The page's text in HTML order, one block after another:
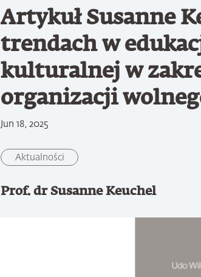
Artykuł Susanne
trendach w
kulturalnej w
organizacji
Jun 18, 2025
Aktualności
Prof. dr Susanne Keuchel